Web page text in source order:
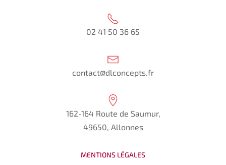
02 41 50 36 65
contact@dlconcepts.fr
162-164 Route de Saumur,
49650, Allonnes
MENTIONS LÉGALES